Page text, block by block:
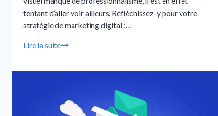
tentant d’aller voir ailleurs. Réfléchissez-y pour votre
stratégie de marketing digital :…
Lire la suite